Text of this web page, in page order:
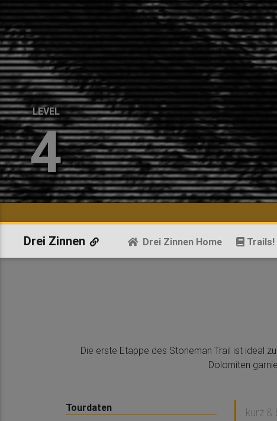
LEVEL
4
Drei Zinnen Drei Zinnen Home Trails!
Die erste Etappe des Stoneman Trail ist ideal
Dolomiten
Tourdaten kurz &